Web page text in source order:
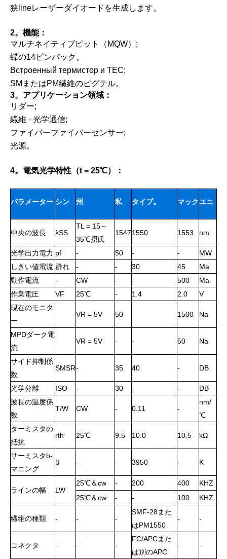
狭lineレーザーダイオードを生成します。
2。機能：
マルチネイティブピット（MQW）;
蝶の14ピンパック。
Встроенный термистор и ТEC;
SMまたはPM繊維のピグテル。
3。アプリケーション領域：
リダー;
繊維 - 光学通信;
ファイバーファイバーセンサー;
光源。
4。電気光学特性（t = 25℃）：
パラメーター シン 州 私 タイプ。 マックユニ
中央の波長 λSS
TL = 15～
35℃摂氏
15471550 1553 nm
光学出力電力 pf - 50 - -
MW
しきい値電流 群れ - - 30 45
Ma
動作電流
- CW - - 500
Ma
作業電圧
VF 25℃ - 1.4 2.0
V
現在のモニタ
ー
VR = 5V 50 1500 Na
MPDダーク電
流
VR = 5V - - 50 Na
サイド抑制係
数
SMSR- 35 40 - DB
光学分離 ISO - 30 - -
DB
波長の温度係
数
T/W CW - 0.11 -
nm/
℃
ターミスタの
抵抗
rth 25℃ 9.5 10.0 10.5 kΩ
サーミスタb-
マニング
β - - 3950 - K
ラインの幅 LW
25℃＆cw - 200 400
KHZ
25℃＆cw
- - 100 KHZ
繊維の種類 - - -
SMF-28また
はPM1550
- -
コネクタ - - -
FC/APCまた
は別のAPC
- -